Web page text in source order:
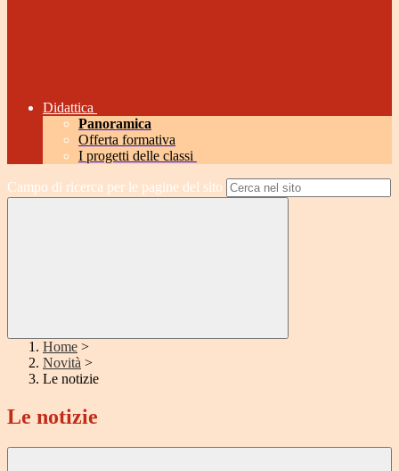
Didattica
Panoramica
Offerta formativa
I progetti delle classi
Campo di ricerca per le pagine del sito
Home >
Novità >
Le notizie
Le notizie